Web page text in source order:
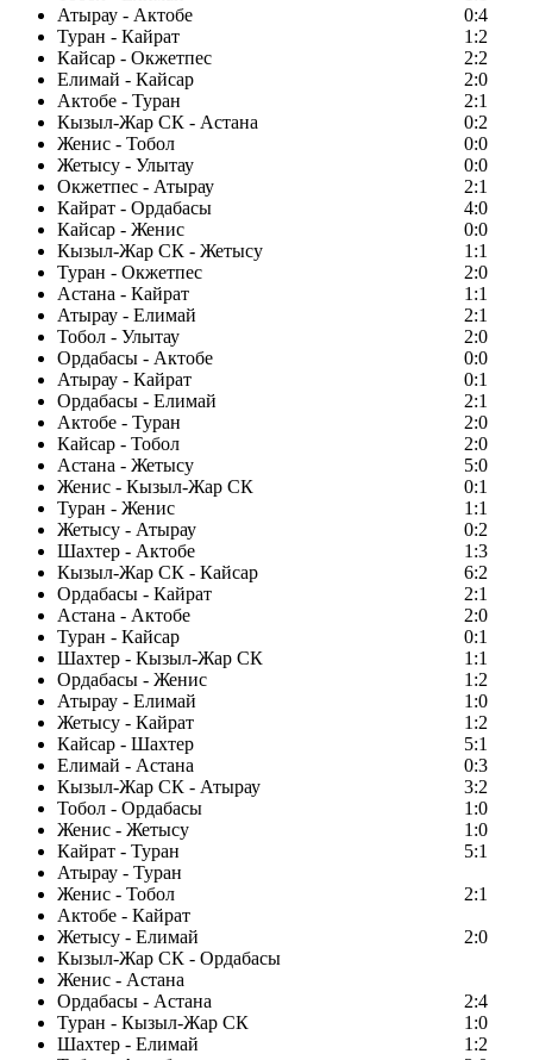
Атырау - Актобе
0:4
Туран - Кайрат
1:2
Кайсар - Окжетпес
2:2
Елимай - Кайсар
2:0
Актобе - Туран
2:1
Кызыл-Жар СК - Астана
0:2
Женис - Тобол
0:0
Жетысу - Улытау
0:0
Окжетпес - Атырау
2:1
Кайрат - Ордабасы
4:0
Кайсар - Женис
0:0
Кызыл-Жар СК - Жетысу
1:1
Туран - Окжетпес
2:0
Астана - Кайрат
1:1
Атырау - Елимай
2:1
Тобол - Улытау
2:0
Ордабасы - Актобе
0:0
Атырау - Кайрат
0:1
Ордабасы - Елимай
2:1
Актобе - Туран
2:0
Кайсар - Тобол
2:0
Астана - Жетысу
5:0
Женис - Кызыл-Жар СК
0:1
Туран - Женис
1:1
Жетысу - Атырау
0:2
Шахтер - Актобе
1:3
Кызыл-Жар СК - Кайсар
6:2
Ордабасы - Кайрат
2:1
Астана - Актобе
2:0
Туран - Кайсар
0:1
Шахтер - Кызыл-Жар СК
1:1
Ордабасы - Женис
1:2
Атырау - Елимай
1:0
Жетысу - Кайрат
1:2
Кайсар - Шахтер
5:1
Елимай - Астана
0:3
Кызыл-Жар СК - Атырау
3:2
Тобол - Ордабасы
1:0
Женис - Жетысу
1:0
Кайрат - Туран
5:1
Атырау - Туран
Женис - Тобол
2:1
Актобе - Кайрат
Жетысу - Елимай
2:0
Кызыл-Жар СК - Ордабасы
Женис - Астана
Ордабасы - Астана
2:4
Туран - Кызыл-Жар СК
1:0
Шахтер - Елимай
1:2